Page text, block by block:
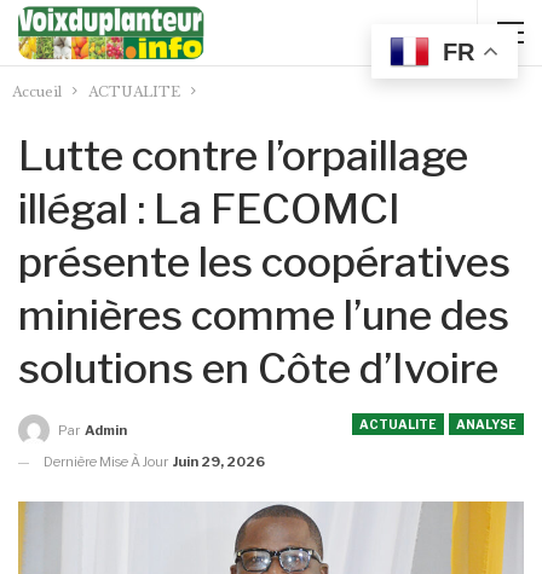
Accueil ACTUALITE
Lutte contre l’orpaillage
illégal : La FECOMCI
présente les coopératives
minières comme l’une des
solutions en Côte d’Ivoire
ACTUALITE ANALYSE
Par Admin
Dernière Mise À Jour Juin 29, 2026
FR